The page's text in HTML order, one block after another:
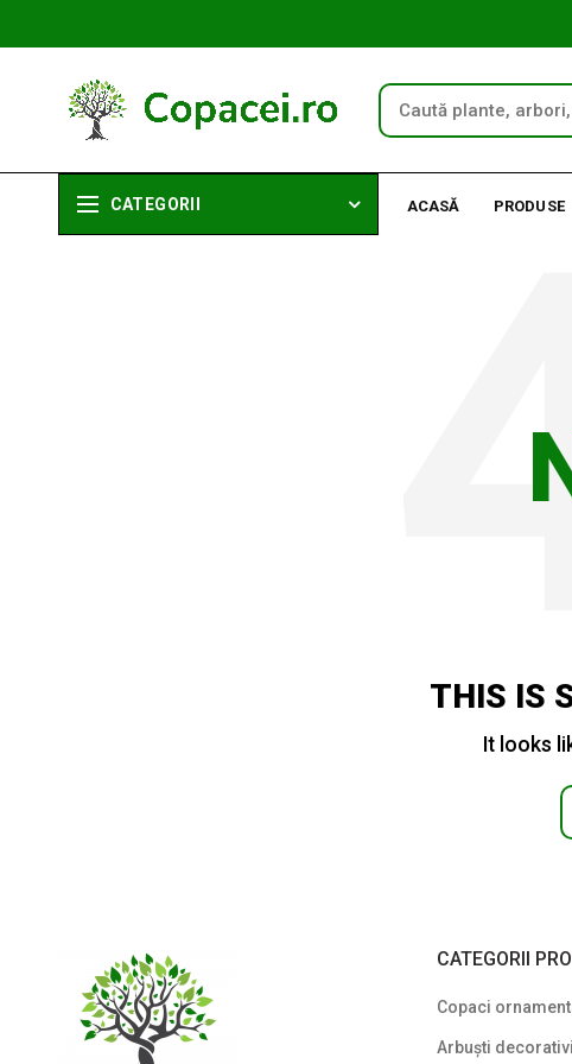
CATEGORII ACASĂ PRODUSE
THIS IS
It looks
CATEGORII
Copaci
Arbuști decorativi